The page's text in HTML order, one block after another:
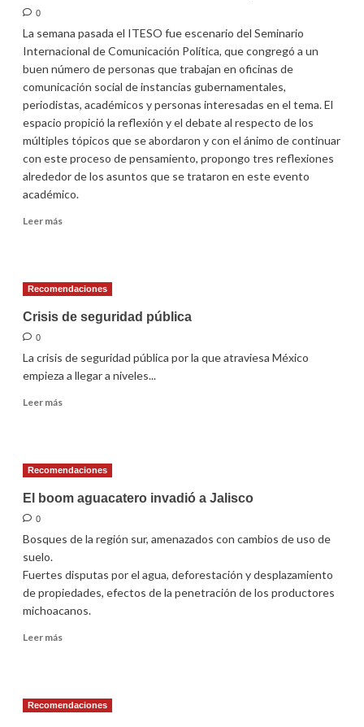
0
La semana pasada el ITESO fue escenario del Seminario
Internacional de Comunicación Política, que congregó a un
buen número de personas que trabajan en oficinas de
comunicación social de instancias gubernamentales,
periodistas, académicos y personas interesadas en el tema. El
espacio propició la reflexión y el debate al respecto de los
múltiples tópicos que se abordaron y con el ánimo de continuar
con este proceso de pensamiento, propongo tres reflexiones
alrededor de los asuntos que se trataron en este evento
académico.
Leer másLeer
en
torno
política
Recomendaciones
Crisis de seguridad pública
0
La crisis de seguridad pública por la que atraviesa México
empieza a llegar a niveles...
Leer másLeer
de
seguridad
Recomendaciones
El boom aguacatero invadió a Jalisco
0
Bosques de la región sur, amenazados con cambios de uso de
suelo.
Fuertes disputas por el agua, deforestación y desplazamiento
de propiedades, efectos de la penetración de los productores
michoacanos.
Leer másLeer
boom
aguacatero
Recomendaciones